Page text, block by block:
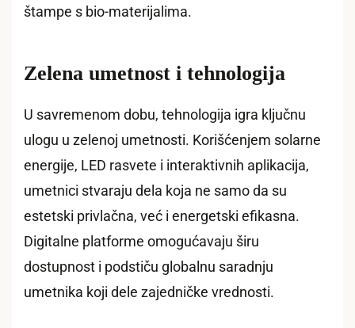
štampe s bio-materijalima.
Zelena umetnost i tehnologija
U savremenom dobu, tehnologija igra ključnu
ulogu u zelenoj umetnosti. Korišćenjem solarne
energije, LED rasvete i interaktivnih aplikacija,
umetnici stvaraju dela koja ne samo da su
estetski privlačna, već i energetski efikasna.
Digitalne platforme omogućavaju širu
dostupnost i podstiču globalnu saradnju
umetnika koji dele zajedničke vrednosti.